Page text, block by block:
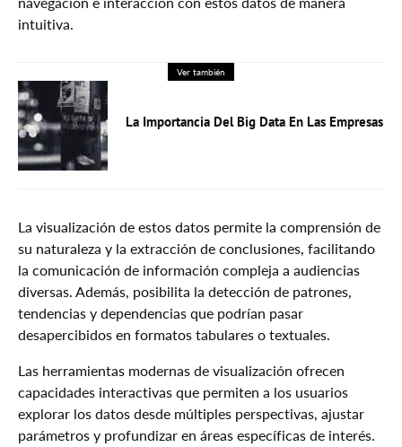
intuitiva.
Ver también
La Importancia Del Big Data En Las Empresas
La visualización de estos datos permite la comprensión de
su naturaleza y la extracción de conclusiones, facilitando
la comunicación de información compleja a audiencias
diversas. Además, posibilita la detección de patrones,
tendencias y dependencias que podrían pasar
desapercibidos en formatos tabulares o textuales.
Las herramientas modernas de visualización ofrecen
capacidades interactivas que permiten a los usuarios
explorar los datos desde múltiples perspectivas, ajustar
parámetros y profundizar en áreas específicas de interés.